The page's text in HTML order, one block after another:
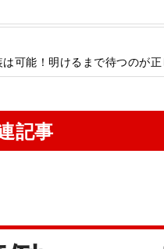
可能！明けるまで待つのが
記事